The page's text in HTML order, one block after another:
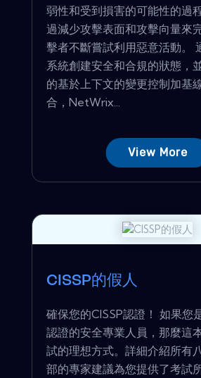
弱性和受到損害的可能性的過
過減少攻擊表面和攻擊向量來
擊者不斷嘗試利用惡意活動。
系統創建安全和合規的狀態，
的基於上下文的變更控制加基
合，NetWrix...
View More
CISSP的假人
確保您的CISSP認證！ 如果您
認證的安全專業人員，那麼這
試的理想方式。詳細介紹所有
部的專家建議為您提供了考試